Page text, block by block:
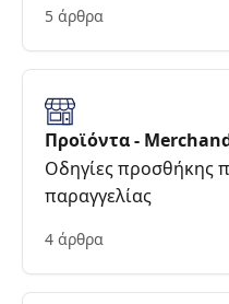
5 άρθρα
Προϊόντα -
Οδηγίες προσθήκης
παραγγελίας
4 άρθρα